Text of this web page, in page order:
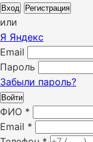
Вход
Регистрация
или
Я Яндекс
Email
Пароль
Забыли пароль?
Войти
ФИО *
Email *